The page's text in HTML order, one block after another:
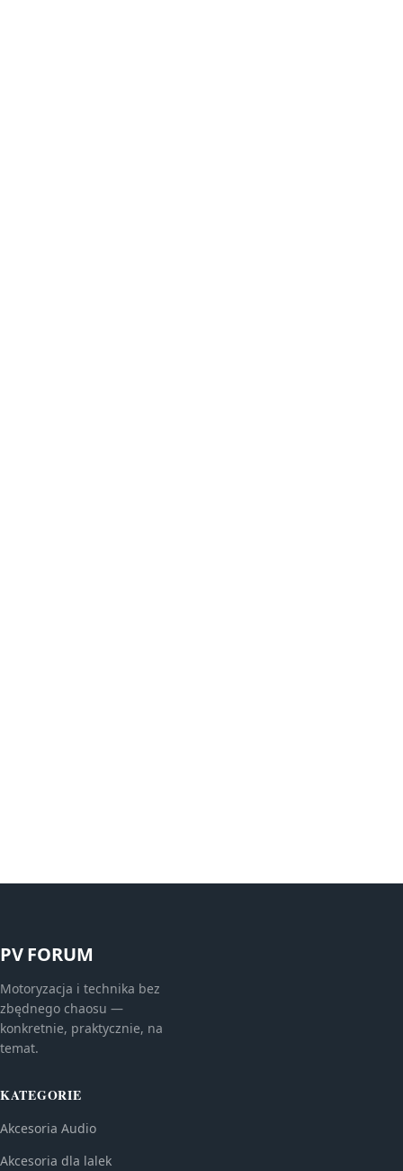
PV FORUM
Motoryzacja i technika bez
zbędnego chaosu —
konkretnie, praktycznie, na
temat.
KATEGORIE
Akcesoria Audio
Akcesoria dla lalek